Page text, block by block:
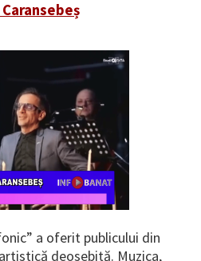
a oferit publicului din
deosebită. Muzica,